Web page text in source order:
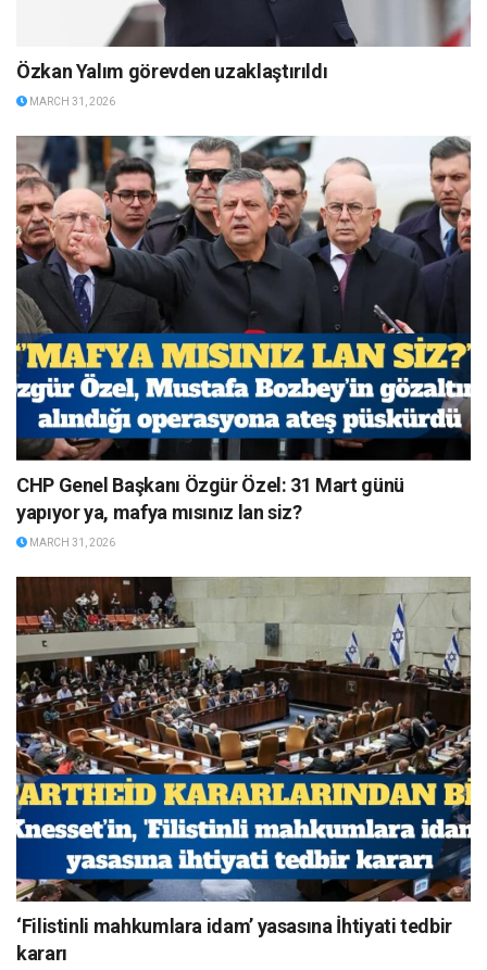
Özkan Yalım görevden uzaklaştırıldı
MARCH 31, 2026
CHP Genel Başkanı Özgür Özel: 31 Mart günü
yapıyor ya, mafya mısınız lan siz?
MARCH 31, 2026
‘Filistinli mahkumlara idam’ yasasına İhtiyati tedbir
kararı